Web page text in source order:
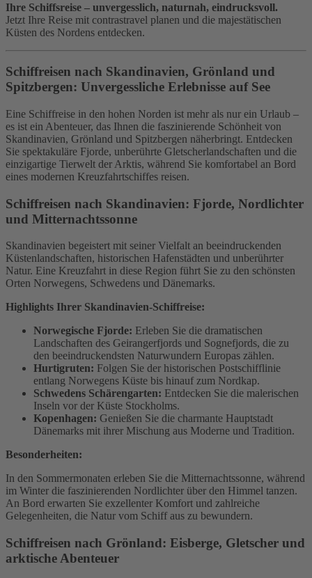
Ihre Schiffsreise – unvergesslich, naturnah, eindrucksvoll.
Jetzt Ihre Reise mit contrastravel planen und die majestätischen
Küsten des Nordens entdecken.
Schiffreisen nach Skandinavien, Grönland und
Spitzbergen: Unvergessliche Erlebnisse auf See
Eine Schiffreise in den hohen Norden ist mehr als nur ein Urlaub –
es ist ein Abenteuer, das Ihnen die faszinierende Schönheit von
Skandinavien, Grönland und Spitzbergen näherbringt. Entdecken
Sie spektakuläre Fjorde, unberührte Gletscherlandschaften und die
einzigartige Tierwelt der Arktis, während Sie komfortabel an Bord
eines modernen Kreuzfahrtschiffes reisen.
Schiffreisen nach Skandinavien: Fjorde, Nordlichter
und Mitternachtssonne
Skandinavien begeistert mit seiner Vielfalt an beeindruckenden
Küstenlandschaften, historischen Hafenstädten und unberührter
Natur. Eine Kreuzfahrt in diese Region führt Sie zu den schönsten
Orten Norwegens, Schwedens und Dänemarks.
Highlights Ihrer Skandinavien-Schiffreise:
Norwegische Fjorde: Erleben Sie die dramatischen
Landschaften des Geirangerfjords und Sognefjords, die zu
den beeindruckendsten Naturwundern Europas zählen.
Hurtigruten: Folgen Sie der historischen Postschifflinie
entlang Norwegens Küste bis hinauf zum Nordkap.
Schwedens Schärengarten: Entdecken Sie die malerischen
Inseln vor der Küste Stockholms.
Kopenhagen: Genießen Sie die charmante Hauptstadt
Dänemarks mit ihrer Mischung aus Moderne und Tradition.
Besonderheiten:
In den Sommermonaten erleben Sie die Mitternachtssonne, während
im Winter die faszinierenden Nordlichter über den Himmel tanzen.
An Bord erwarten Sie exzellenter Komfort und zahlreiche
Gelegenheiten, die Natur vom Schiff aus zu bewundern.
Schiffreisen nach Grönland: Eisberge, Gletscher und
arktische Abenteuer